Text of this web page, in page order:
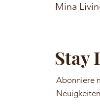
Mina
Stay
Abonniere